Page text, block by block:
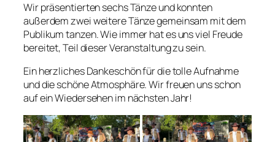
Wir präsentierten sechs Tänze und konnten
außerdem zwei weitere Tänze gemeinsam mit dem
Publikum tanzen. Wie immer hat es uns viel Freude
bereitet, Teil dieser Veranstaltung zu sein.
Ein herzliches Dankeschön für die tolle Aufnahme
und die schöne Atmosphäre. Wir freuen uns schon
auf ein Wiedersehen im nächsten Jahr!